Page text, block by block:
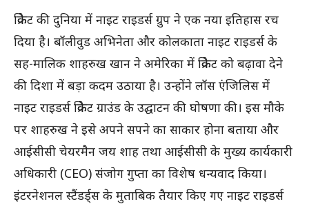
क्रिकेट की दुनिया में नाइट राइडर्स ग्रुप ने एक नया इतिहास रच
दिया है। बॉलीवुड अभिनेता और कोलकाता नाइट राइडर्स के
सह-मालिक शाहरुख खान ने अमेरिका में क्रिकेट को बढ़ावा देने
की दिशा में बड़ा कदम उठाया है। उन्होंने लॉस एंजिलिस में
नाइट राइडर्स क्रिकेट ग्राउंड के उद्घाटन की घोषणा की। इस मौके
पर शाहरुख ने इसे अपने सपने का साकार होना बताया और
आईसीसी चेयरमैन जय शाह तथा आईसीसी के मुख्य कार्यकारी
अधिकारी (CEO) संजोग गुप्ता का विशेष धन्यवाद किया।
इंटरनेशनल स्टैंडर्ड्स के मुताबिक तैयार किए गए नाइट राइडर्स